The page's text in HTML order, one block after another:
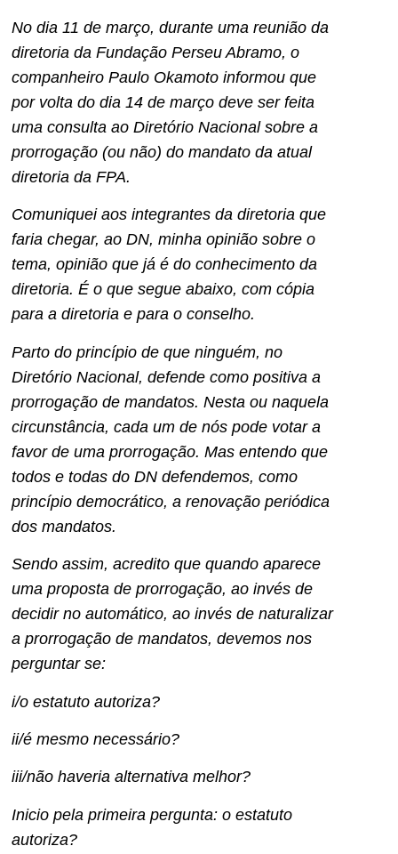
No dia 11 de março, durante uma reunião da
diretoria da Fundação Perseu Abramo, o
companheiro Paulo Okamoto informou que
por volta do dia 14 de março deve ser feita
uma consulta ao Diretório Nacional sobre a
prorrogação (ou não) do mandato da atual
diretoria da FPA.
Comuniquei aos integrantes da diretoria que
faria chegar, ao DN, minha opinião sobre o
tema, opinião que já é do conhecimento da
diretoria. É o que segue abaixo, com cópia
para a diretoria e para o conselho.
Parto do princípio de que ninguém, no
Diretório Nacional, defende como positiva a
prorrogação de mandatos. Nesta ou naquela
circunstância, cada um de nós pode votar a
favor de uma prorrogação. Mas entendo que
todos e todas do DN defendemos, como
princípio democrático, a renovação periódica
dos mandatos.
Sendo assim, acredito que quando aparece
uma proposta de prorrogação, ao invés de
decidir no automático, ao invés de naturalizar
a prorrogação de mandatos, devemos nos
perguntar se:
i/o estatuto autoriza?
ii/é mesmo necessário?
iii/não haveria alternativa melhor?
Inicio pela primeira pergunta: o estatuto
autoriza?